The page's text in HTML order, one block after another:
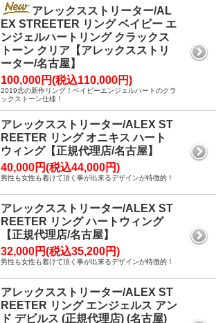
アレックスストリーター/AL
EX STREETER リング ベイビー エ
ンジェルハートリング クラックス
トーン クリア【アレックスストリ
ーター/名古屋】
100,000円(税込110,000円)
2019念の新作リング！ベイビーエンジェルハートのクラ
ックストーン仕様！
アレックスストリーター/ALEX ST
REETER リング オニキス ハート
ウィング【正規代理店/名古屋】
40,000円(税込44,000円)
男性も女性も着けて頂く事が出来るデザインが特徴的！
アレックスストリーター/ALEX ST
REETER リング ハートウィング
【正規代理店/名古屋】
32,000円(税込35,200円)
男性も女性も着けて頂く事が出来るデザインが特徴的！
アレックスストリーター/ALEX ST
REETER リング エンジェルス アン
ド デビルス (正規代理店) (名古屋)